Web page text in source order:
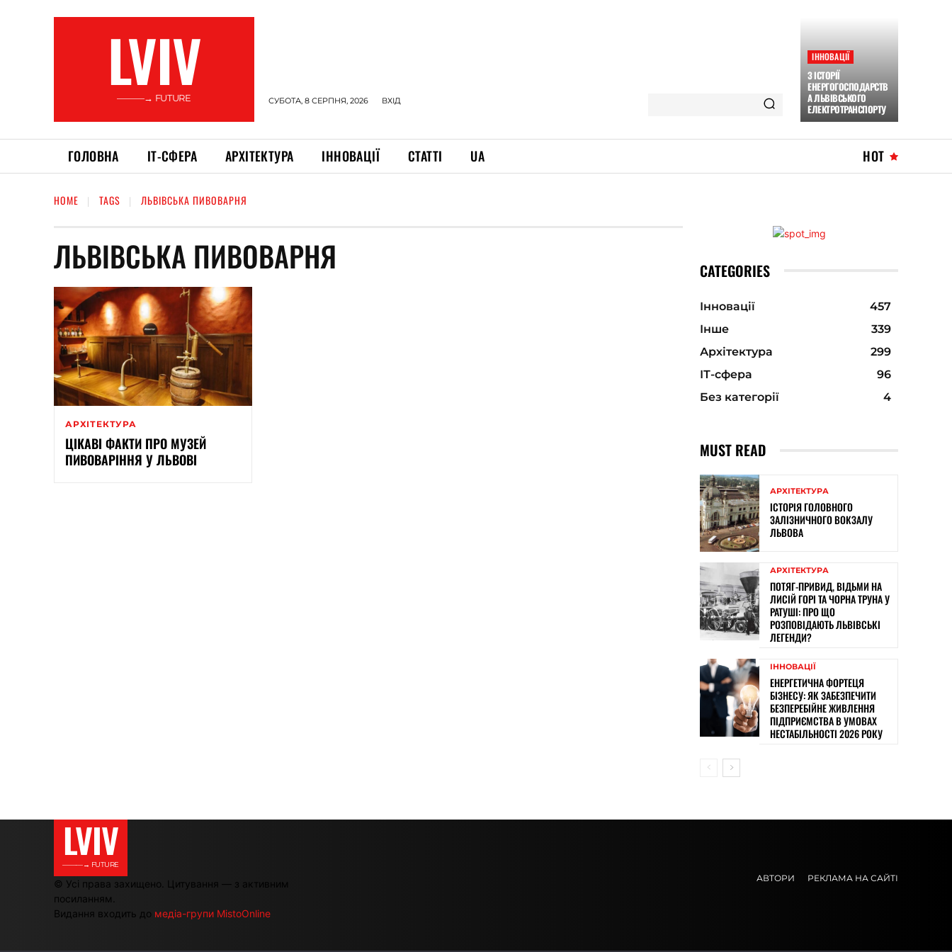
LVIV
———→ FUTURE СУБОТА, 8 СЕРПНЯ, 2026 ВХІД
ІННОВАЦІЇ
З ІСТОРІЇ
ЕНЕРГОГОСПОДАРСТВ
А ЛЬВІВСЬКОГО
ЕЛЕКТРОТРАНСПОРТУ
ГОЛОВНА ІТ-СФЕРА АРХІТЕКТУРА ІННОВАЦІЇ СТАТТІ UA HOT
HOME TAGS ЛЬВІВСЬКА ПИВОВАРНЯ
ЛЬВІВСЬКА ПИВОВАРНЯ
АРХІТЕКТУРА
ЦІКАВІ ФАКТИ ПРО МУЗЕЙ
ПИВОВАРІННЯ У ЛЬВОВІ
CATEGORIES
Інновації
457
Інше
339
Архітектура
299
ІТ-сфера
96
Без категорії
4
MUST READ
АРХІТЕКТУРА
ІСТОРІЯ ГОЛОВНОГО
ЗАЛІЗНИЧНОГО ВОКЗАЛУ
ЛЬВОВА
АРХІТЕКТУРА
ПОТЯГ-ПРИВИД, ВІДЬМИ НА
ЛИСІЙ ГОРІ ТА ЧОРНА ТРУНА У
РАТУШІ: ПРО ЩО
РОЗПОВІДАЮТЬ ЛЬВІВСЬКІ
ЛЕГЕНДИ?
ІННОВАЦІЇ
ЕНЕРГЕТИЧНА ФОРТЕЦЯ
БІЗНЕСУ: ЯК ЗАБЕЗПЕЧИТИ
БЕЗПЕРЕБІЙНЕ ЖИВЛЕННЯ
ПІДПРИЄМСТВА В УМОВАХ
НЕСТАБІЛЬНОСТІ 2026 РОКУ
LVIV
———→ FUTURE
© Усі права захищено. Цитування — з активним
посиланням.
Видання входить до медіа-групи MistoOnline
АВТОРИ РЕКЛАМА НА САЙТІ